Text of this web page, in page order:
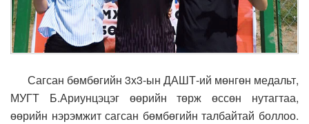
Сагсан бөмбөгийн 3х3-ын ДАШТ-ий мөнгөн медальт,
МУГТ Б.Ариунцэцэг өөрийн төрж өссөн нутагтаа,
өөрийн нэрэмжит сагсан бөмбөгийн талбайтай боллоо.